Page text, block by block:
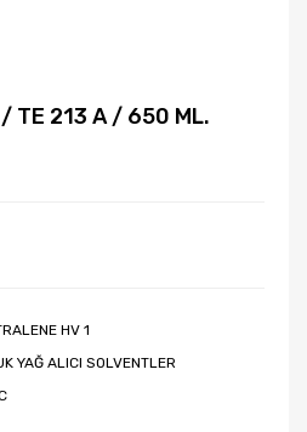
/ TE 213 A / 650 ML.
HV 1
YAĞ ALICI SOLVENTLER